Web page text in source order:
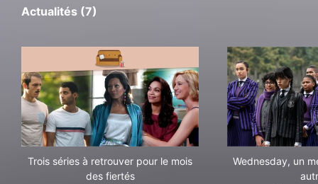
Actualités (7)
Trois séries à retrouver pour le mois
des fiertés
Wednesday, un